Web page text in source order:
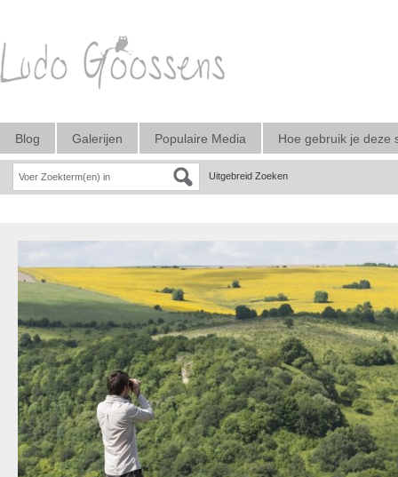
Blog Galerijen Populaire Media Hoe gebruik je deze
Uitgebreid Zoeken